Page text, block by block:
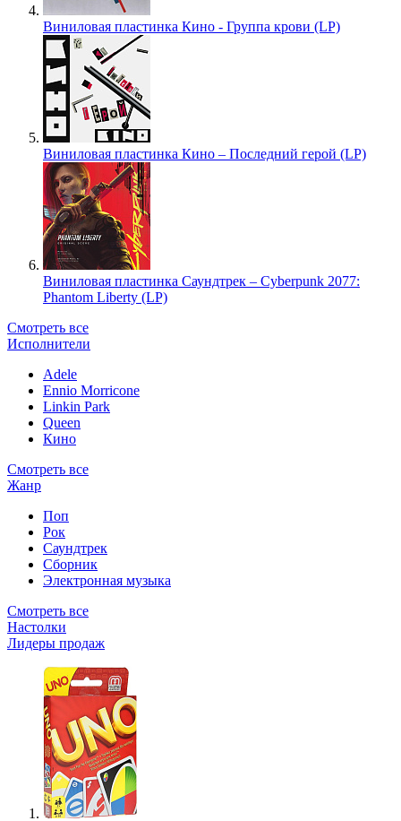
Виниловая пластинка Кино - Группа крови (LP)
Виниловая пластинка Кино – Последний герой (LP)
Виниловая пластинка Саундтрек – Cyberpunk 2077:
Phantom Liberty (LP)
Смотреть все
Исполнители
Adele
Ennio Morricone
Linkin Park
Queen
Кино
Смотреть все
Жанр
Поп
Рок
Саундтрек
Сборник
Электронная музыка
Смотреть все
Настолки
Лидеры продаж